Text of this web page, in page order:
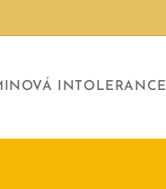
INTOLERANCE